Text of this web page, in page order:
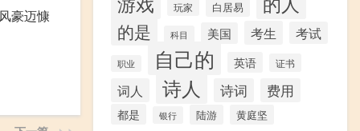
豪迈慷 玩家 白居易
的是 科目 美国 考生 考试
职业 自己的 英语 证书
词人 诗人 诗词 费用
都是 银行 陆游 黄庭坚